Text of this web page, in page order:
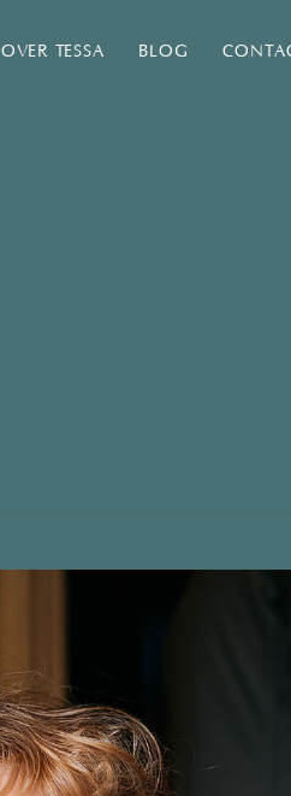
OVER TESSA BLOG